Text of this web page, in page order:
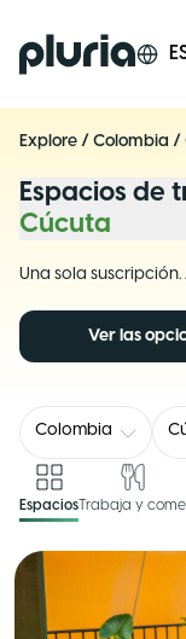
Logo Pluria
Explore / Colombia /
Espacios de
Cúcuta
Una sola
Ver las
Colombia
EspaciosTrabaja y come